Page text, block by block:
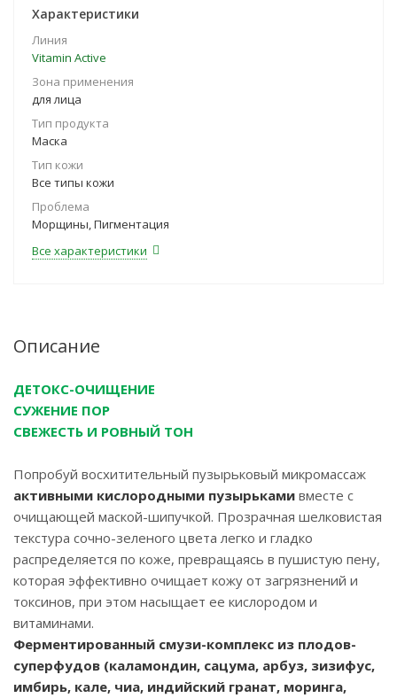
Характеристики
Линия
Vitamin Active
Зона применения
для лица
Тип продукта
Маска
Тип кожи
Все типы кожи
Проблема
Морщины, Пигментация
Все характеристики
Описание
ДЕТОКС-ОЧИЩЕНИЕ
СУЖЕНИЕ ПОР
СВЕЖЕСТЬ И РОВНЫЙ ТОН
Попробуй восхитительный пузырьковый микромассаж
активными кислородными пузырьками вместе с
очищающей маской-шипучкой. Прозрачная шелковистая
текстура сочно-зеленого цвета легко и гладко
распределяется по коже, превращаясь в пушистую пену,
которая эффективно очищает кожу от загрязнений и
токсинов, при этом насыщает ее кислородом и
витаминами.
Ферментированный смузи-комплекс из плодов-
суперфудов (каламондин, сацума, арбуз, зизифус,
имбирь, кале, чиа, индийский гранат, моринга,